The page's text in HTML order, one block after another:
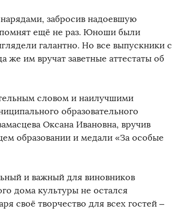
забросив надоевшую
ещё не раз. Юноши были
галантно. Но все выпускники с
им вручат заветные аттестаты об
словом и наилучшими
образовательного
Оксана Ивановна, вручив
образовании и медали «За особые
и важный для виновников
дома культуры не остался
своё творчество для всех гостей –